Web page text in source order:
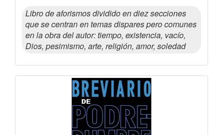
Libro de aforismos dividido en diez secciones
que se centran en temas dispares pero comunes
en la obra del autor: tiempo, existencia, vacío,
Dios, pesimismo, arte, religión, amor, soledad